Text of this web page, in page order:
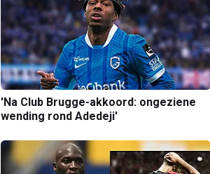
'Na Club Brugge-akkoord: ongeziene
wending rond Adedeji'